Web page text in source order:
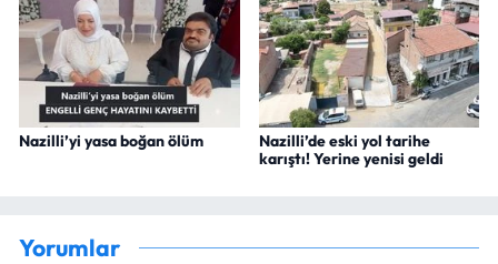
Nazilli’yi yasa boğan ölüm
Nazilli’de eski yol tarihe
karıştı! Yerine yenisi geldi
Yorumlar